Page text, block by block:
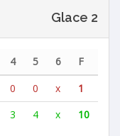
Glace 2
4 5 6
F
0 0 x
1
3 4 x 10